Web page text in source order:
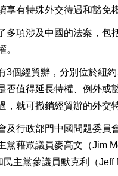
享有特殊外交待遇和豁免權
多項涉及中國的法案，包
。
3個經貿辦，分別位於紐
否值得延長特權、例外
，就可撤銷經貿辦的外交
及行政部門中國問題委
黨藉眾議員麥高文（Jim
民主黨參議員默克利（